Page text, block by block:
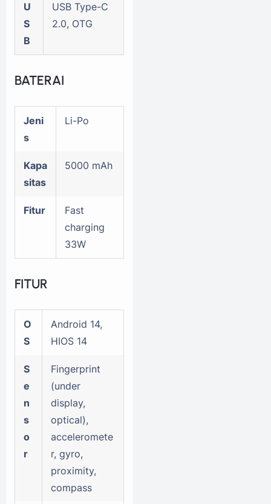
U
S
B
USB Type-C
2.0, OTG
BATERAI
Jeni
s
Li-Po
Kapa
sitas
5000 mAh
Fitur
Fast
charging
33W
FITUR
O
S
Android 14,
HIOS 14
S
e
n
s
o
r
Fingerprint
(under
display,
optical),
acceleromete
r, gyro,
proximity,
compass